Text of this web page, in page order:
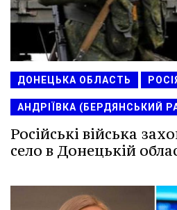
ДОНЕЦЬКА ОБЛАСТЬ
АНДРІЇВКА (БЕРДЯНСЬКИЙ
Російські війська
село в Донецькій